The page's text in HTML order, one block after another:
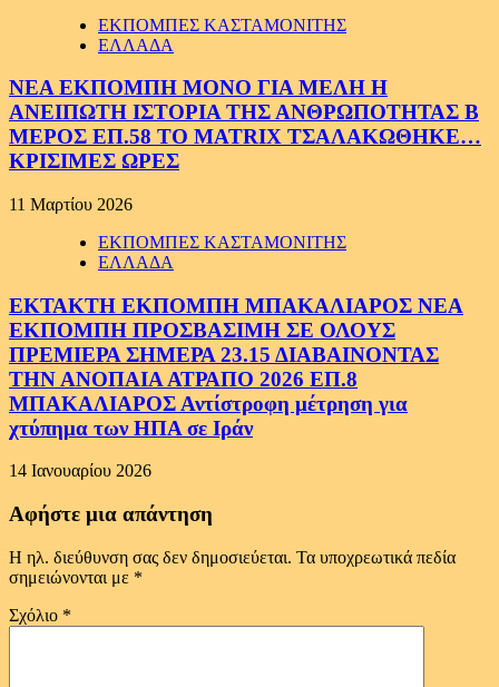
ΕΚΠΟΜΠΕΣ ΚΑΣΤΑΜΟΝΙΤΗΣ
ΕΛΛΑΔΑ
ΝΕΑ ΕΚΠΟΜΠΗ ΜΟΝΟ ΓΙΑ ΜΕΛΗ Η
ΑΝΕΙΠΩΤΗ ΙΣΤΟΡΙΑ ΤΗΣ ΑΝΘΡΩΠΟΤΗΤΑΣ Β
ΜΕΡΟΣ ΕΠ.58 ΤΟ MATRIX ΤΣΑΛΑΚΩΘΗΚΕ…
ΚΡΙΣΙΜΕΣ ΩΡΕΣ
11 Μαρτίου 2026
ΕΚΠΟΜΠΕΣ ΚΑΣΤΑΜΟΝΙΤΗΣ
ΕΛΛΑΔΑ
ΕΚΤΑΚΤΗ ΕΚΠΟΜΠΗ ΜΠΑΚΑΛΙΑΡΟΣ ΝΕΑ
ΕΚΠΟΜΠΗ ΠΡΟΣΒΑΣΙΜΗ ΣΕ ΟΛΟΥΣ
ΠΡΕΜΙΕΡΑ ΣΗΜΕΡΑ 23.15 ΔΙΑΒΑΙΝΟΝΤΑΣ
ΤΗΝ ΑΝΟΠΑΙΑ ΑΤΡΑΠΟ 2026 ΕΠ.8
ΜΠΑΚΑΛΙΑΡΟΣ Αντίστροφη μέτρηση για
χτύπημα των ΗΠΑ σε Ιράν
14 Ιανουαρίου 2026
Αφήστε μια απάντηση
Η ηλ. διεύθυνση σας δεν δημοσιεύεται. Τα υποχρεωτικά πεδία
σημειώνονται με *
Σχόλιο *